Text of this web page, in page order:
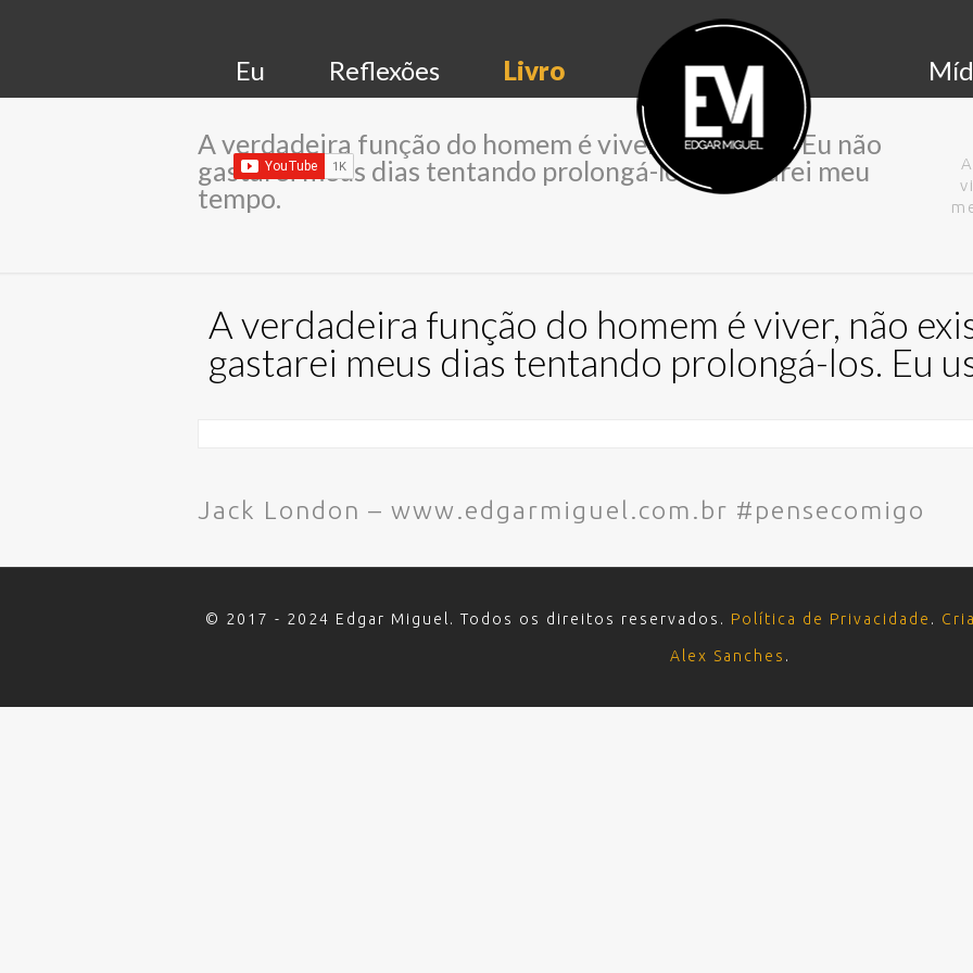
Eu Reflexões Livro
A verdadeira função do homem é viver, não existir. Eu não
gastarei meus dias tentando prolongá-los. Eu usarei meu
tempo.
A verdadeira função do homem é viver, não
gastarei meus dias tentando prolongá-los. Eu
Jack London – www.edgarmiguel.com.br #pensecomigo
© 2017 - 2024 Edgar Miguel. Todos os direitos reservados. Política de Privacidade .
Alex Sanches .